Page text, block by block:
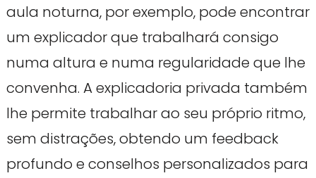
aula noturna, por exemplo, pode encontrar
um explicador que trabalhará consigo
numa altura e numa regularidade que lhe
convenha. A explicadoria privada também
lhe permite trabalhar ao seu próprio ritmo,
sem distrações, obtendo um feedback
profundo e conselhos personalizados para